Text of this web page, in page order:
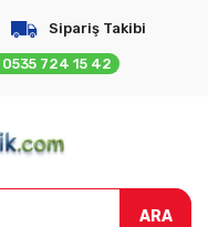
Sipariş Takibi
0535 724 15 42
ARA